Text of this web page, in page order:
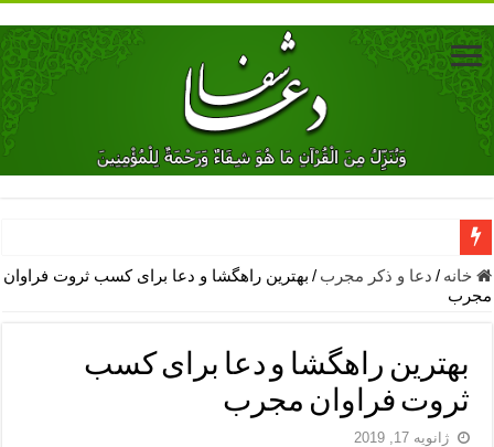
دعای جلب محبت فوری معشوق – دعای جلب محبت شوهر
دعای مشکل گشا برای رفع فقر – ذکرهای روزی‌ بخش
معجزات دعای یا من اظهر الجمیل – دعای یا من اظهر الجمیل برای
مهم ترین اذکار الهی و فضیلت آن ها – ذکر مخصوص مستجاب الدعوه
دعا برای ترس بچه ها در خواب – دعای ترس و بی خوابی کودکان
خانه / دعا و ذکر مجرب / بهترین راهگشا و دعا برای کسب ثروت فراوان
مجرب
بهترین راهگشا و دعا برای کسب
ثروت فراوان مجرب
ژانویه 17, 2019